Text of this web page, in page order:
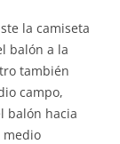
la camiseta
balón a la
también
campo,
balón hacia
medio